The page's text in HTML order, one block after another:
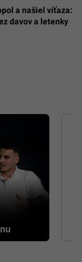
a našiel víťaza:
davov a letenky